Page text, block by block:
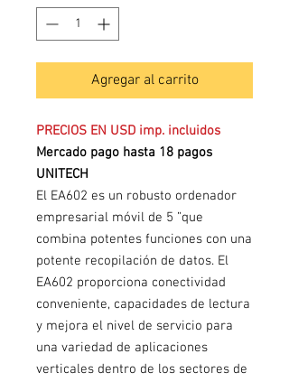
Agregar al carrito
PRECIOS EN USD imp. incluidos
Mercado pago hasta 18 pagos
UNITECH
El EA602 es un robusto ordenador
empresarial móvil de 5 ”que
combina potentes funciones con una
potente recopilación de datos. El
EA602 proporciona conectividad
conveniente, capacidades de lectura
y mejora el nivel de servicio para
una variedad de aplicaciones
verticales dentro de los sectores de